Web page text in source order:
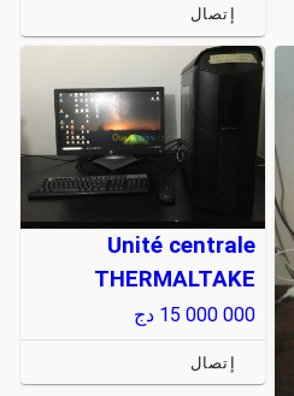
إتصال
Unité centrale
THERMALTAKE
15 000 000 دج
إتصال